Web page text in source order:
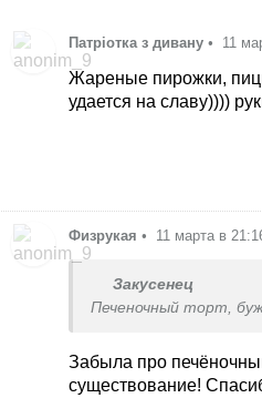
Патріотка з дивану • 11
Жареные пирожки,
удается на славу))))
Физрукая • 11 марта в
Закусенец
Печеночный торт,
Забыла про
существование!